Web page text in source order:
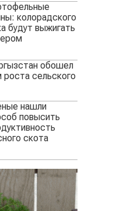
колорадского
будут выжигать
обошел
сельского
нашли
повысить
скота